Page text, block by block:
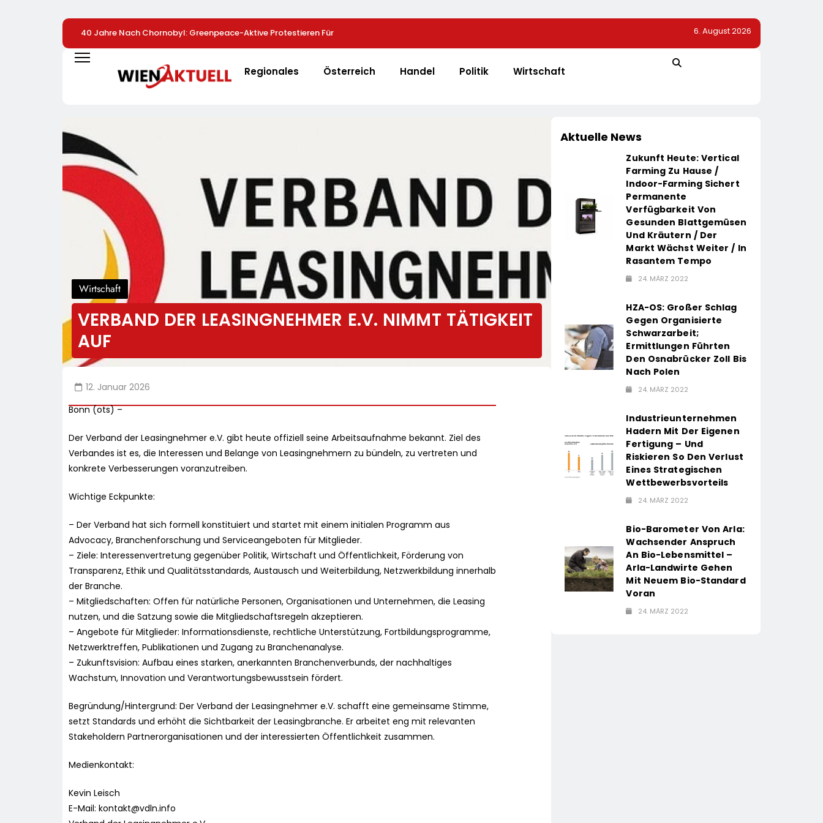
40 Jahre Nach Chornobyl: Greenpeace-Aktive Protestieren Für
Unterstützung Bei Wiederaufbau Der Zerstörten Schutzhülle /
Greenpeace-Report Dokumentiert Folgen Des Russischen
Drohnenangriffs
PRO-S 525 In Der Exklusiven Grillfürst-Edition
Mandy Schwerendt Wird CCO Von LichtBlick
6. August 2026
Regionales Österreich Handel Politik Wirtschaft
Wirtschaft
VERBAND DER LEASINGNEHMER E.V. NIMMT TÄTIGKEIT
AUF
12. Januar 2026
Bonn (ots) –
Der Verband der Leasingnehmer e.V. gibt heute offiziell seine Arbeitsaufnahme bekannt. Ziel des
Verbandes ist es, die Interessen und Belange von Leasingnehmern zu bündeln, zu vertreten und
konkrete Verbesserungen voranzutreiben.
Wichtige Eckpunkte:
– Der Verband hat sich formell konstituiert und startet mit einem initialen Programm aus
Advocacy, Branchenforschung und Serviceangeboten für Mitglieder.
– Ziele: Interessenvertretung gegenüber Politik, Wirtschaft und Öffentlichkeit, Förderung von
Transparenz, Ethik und Qualitätsstandards, Austausch und Weiterbildung, Netzwerkbildung innerhalb
der Branche.
– Mitgliedschaften: Offen für natürliche Personen, Organisationen und Unternehmen, die Leasing
nutzen, und die Satzung sowie die Mitgliedschaftsregeln akzeptieren.
– Angebote für Mitglieder: Informationsdienste, rechtliche Unterstützung, Fortbildungsprogramme,
Netzwerktreffen, Publikationen und Zugang zu Branchenanalyse.
– Zukunftsvision: Aufbau eines starken, anerkannten Branchenverbunds, der nachhaltiges
Wachstum, Innovation und Verantwortungsbewusstsein fördert.
Begründung/Hintergrund: Der Verband der Leasingnehmer e.V. schafft eine gemeinsame Stimme,
setzt Standards und erhöht die Sichtbarkeit der Leasingbranche. Er arbeitet eng mit relevanten
Stakeholdern Partnerorganisationen und der interessierten Öffentlichkeit zusammen.
Medienkontakt:
Kevin Leisch
E-Mail: kontakt@vdln.info
Aktuelle News
Zukunft Heute: Vertical
Farming Zu Hause /
Indoor-Farming Sichert
Permanente
Verfügbarkeit Von
Gesunden Blattgemüsen
Und Kräutern / Der
Markt Wächst Weiter / In
Rasantem Tempo
24. MÄRZ 2022
HZA-OS: Großer Schlag
Gegen Organisierte
Schwarzarbeit;
Ermittlungen Führten
Den Osnabrücker Zoll Bis
Nach Polen
24. MÄRZ 2022
Industrieunternehmen
Hadern Mit Der Eigenen
Fertigung – Und
Riskieren So Den Verlust
Eines Strategischen
Wettbewerbsvorteils
24. MÄRZ 2022
Bio-Barometer Von Arla:
Wachsender Anspruch
An Bio-Lebensmittel –
Arla-Landwirte Gehen
Mit Neuem Bio-Standard
Voran
24. MÄRZ 2022